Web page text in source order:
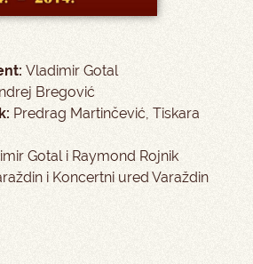
Vladimir Gotal
Bregović
Predrag Martinčević, Tiskara
Gotal i Raymond Rojnik
i Koncertni ured Varaždin